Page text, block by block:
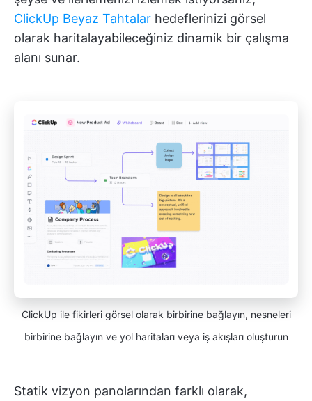
ClickUp Beyaz Tahtalar hedeflerinizi görsel
olarak haritalayabileceğiniz dinamik bir çalışma
alanı sunar.
ClickUp ile fikirleri görsel olarak birbirine bağlayın, nesneleri
birbirine bağlayın ve yol haritaları veya iş akışları oluşturun
Statik vizyon panolarından farklı olarak,